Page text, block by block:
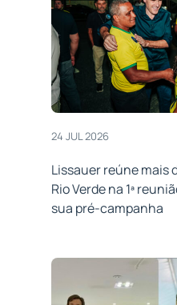
24 JUL 2026
Lissauer reúne mais
Rio Verde na 1ª
sua pré-campanha